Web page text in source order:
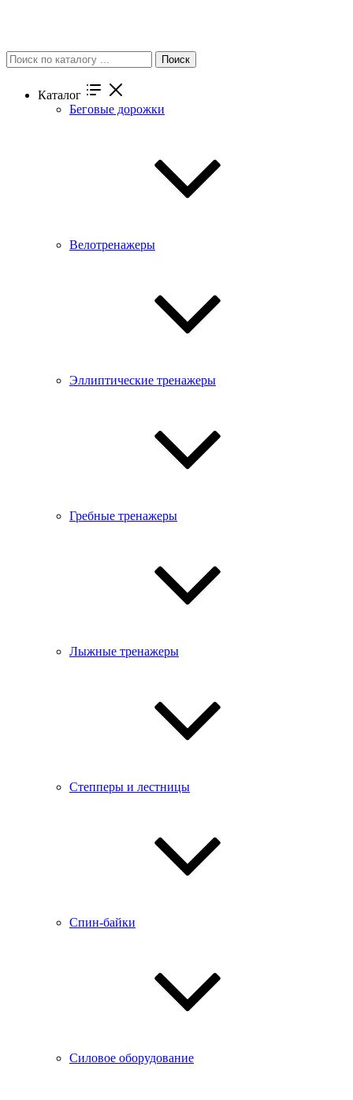
Поиск
Каталог
Беговые дорожки
Велотренажеры
Эллиптические тренажеры
Гребные тренажеры
Лыжные тренажеры
Степперы и лестницы
Спин-байки
Силовое оборудование